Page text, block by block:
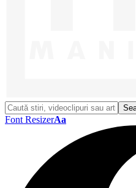
Font ResizerAa